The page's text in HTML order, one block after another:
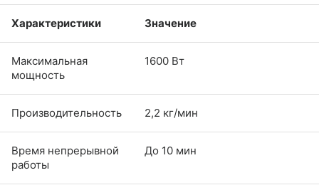
Характеристики Значение
Максимальная
мощность
1600 Вт
Производительность 2,2 кг/мин
Время непрерывной
работы
До 10 мин